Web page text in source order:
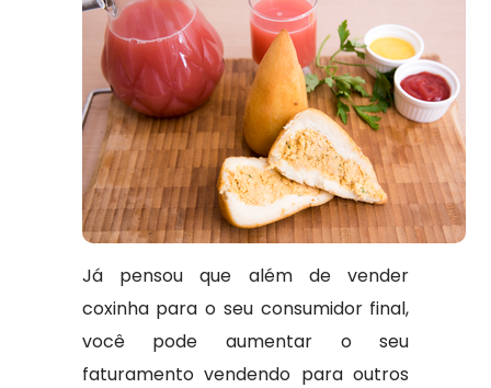
Já pensou que além de vender
coxinha para o seu consumidor final,
você pode aumentar o seu
faturamento vendendo para outros